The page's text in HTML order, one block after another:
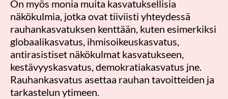
On myös monia muita kasvatuksellisia
näkökulmia, jotka ovat tiiviisti yhteydessä
rauhankasvatuksen kenttään, kuten esimerkiksi
globaalikasvatus, ihmisoikeuskasvatus,
antirasistiset näkökulmat kasvatukseen,
kestävyyskasvatus, demokratiakasvatus jne.
Rauhankasvatus asettaa rauhan tavoitteiden ja
tarkastelun ytimeen.